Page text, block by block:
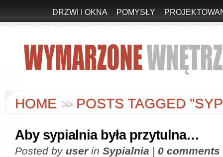
DRZWI I OKNA POMYSŁY
HOME >>POSTS TAGGED
Aby sypialnia była przytulna…
Posted by userin Sypialnia | 0 comments